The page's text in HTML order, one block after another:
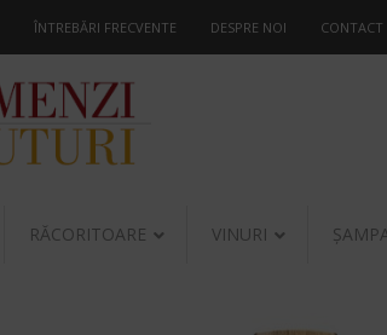
ÎNTREBĂRI FRECVENTE DESPRE NOI CONTACT
RĂCORITOARE VINURI